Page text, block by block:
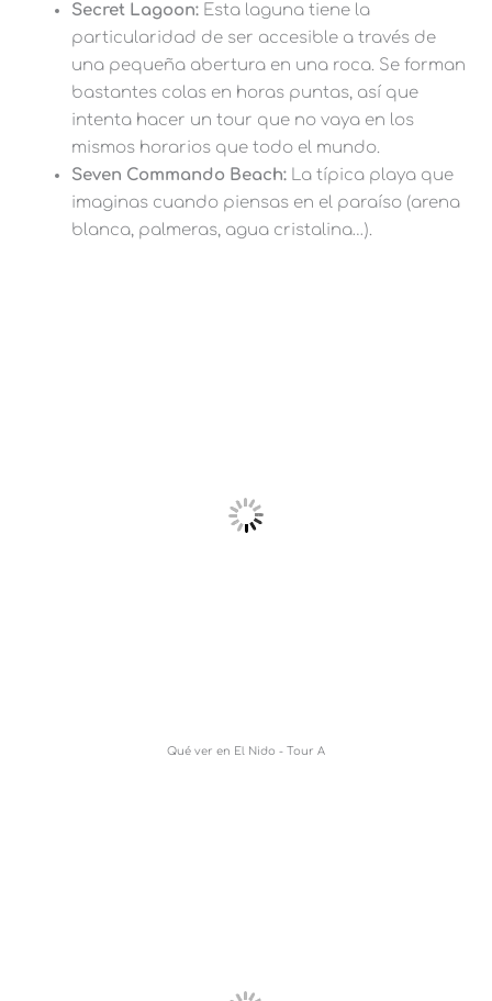
Secret Lagoon: Esta laguna tiene la
particularidad de ser accesible a través de
una pequeña abertura en una roca. Se forman
bastantes colas en horas puntas, así que
intenta hacer un tour que no vaya en los
mismos horarios que todo el mundo.
Seven Commando Beach: La típica playa que
imaginas cuando piensas en el paraíso (arena
blanca, palmeras, agua cristalina…).
Qué ver en El Nido - Tour A